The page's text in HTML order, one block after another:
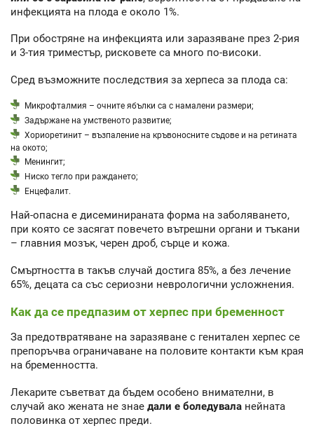
инфекцията на плода е около 1%.
При обостряне на инфекцията или заразяване през 2-рия
и 3-тия триместър, рисковете са много по-високи.
Сред възможните последствия за херпеса за плода са:
Микрофталмия – очните ябълки са с намалени размери;
Задържане на умственото развитие;
Хориоретинит – възпаление на кръвоносните съдове и на ретината
на окото;
Менингит;
Ниско тегло при раждането;
Енцефалит.
Най-опасна е дисеминираната форма на заболяването,
при която се засягат повечето вътрешни органи и тъкани
– главния мозък, черен дроб, сърце и кожа.
Смъртността в такъв случай достига 85%, а без лечение
65%, децата са със сериозни неврологични усложнения.
Как да се предпазим от херпес при бременност
За предотвратяване на заразяване с генитален херпес се
препоръчва ограничаване на половите контакти към края
на бременността.
Лекарите съветват да бъдем особено внимателни, в
случай ако жената не знае дали е боледувала нейната
половинка от херпес преди.